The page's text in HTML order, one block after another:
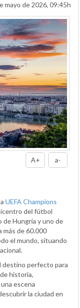
mayo de 2026, 09:45h
A+ a-
UEFA Champions
del fútbol
de Hungría y uno de
más de 60.000
el mundo, situando
destino perfecto para
historia,
escena
la ciudad en